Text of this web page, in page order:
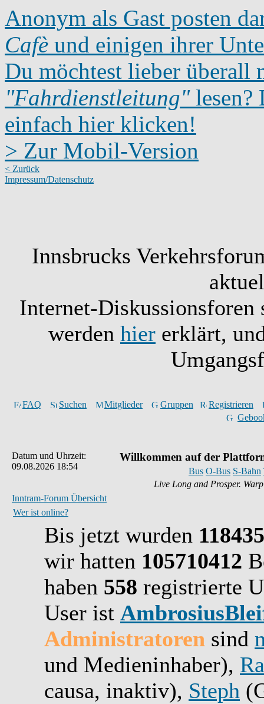
Anonym als Gast posten
Cafè und einigen ihrer
Du möchtest lieber überall
"Fahrdienstleitung"lesen?
einfach hier klicken!
> Zur Mobil-Version
< Zurück
Impressum/Datenschutz
Innsbrucks
Internet-
werden hier erklärt,
FAQ Suchen Mitglieder Gruppen
Registrieren
Datum und Uhrzeit:
09.08.2026 18:54
Inntram-Forum Übersicht
Willkommen auf der
Bus O-Bus S-Bahn
Live Long and Prosper.
Wer ist online?
Bis jetzt wurden 118435
wir hatten 105710412
haben 558 registrierte
User ist
Administratoren sind
und Medieninhaber),
causa, inaktiv), Steph